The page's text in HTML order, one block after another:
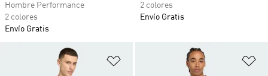
Hombre Performance
2 colores
Envío Gratis
2 colores
Envío Gratis
Añadir a la lista de deseos